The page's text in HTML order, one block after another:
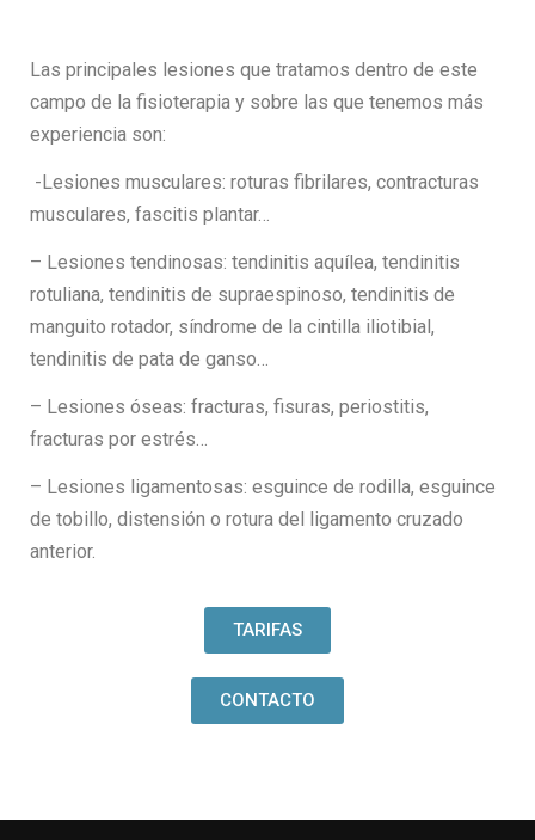
Las principales lesiones que tratamos dentro de este
campo de la fisioterapia y sobre las que tenemos más
experiencia son:
-Lesiones musculares: roturas fibrilares, contracturas
musculares, fascitis plantar…
– Lesiones tendinosas: tendinitis aquílea, tendinitis
rotuliana, tendinitis de supraespinoso, tendinitis de
manguito rotador, síndrome de la cintilla iliotibial,
tendinitis de pata de ganso…
– Lesiones óseas: fracturas, fisuras, periostitis,
fracturas por estrés…
– Lesiones ligamentosas: esguince de rodilla, esguince
de tobillo, distensión o rotura del ligamento cruzado
anterior.
TARIFAS
CONTACTO